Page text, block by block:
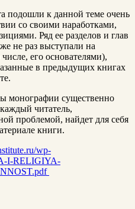
подошли к данной теме очень
со своими наработками,
Ряд ее разделов и глав
не раз выступали на
его основателями),
в предыдущих книгах
монографии существенно
читатель,
проблемой, найдет для себя
книги.
wp-
I-RELIGIYA-